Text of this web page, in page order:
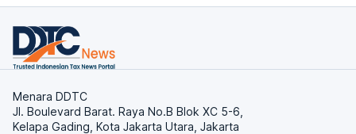
Menara DDTC
Jl. Boulevard Barat. Raya No.B Blok XC 5-6,
Kelapa Gading, Kota Jakarta Utara, Jakarta